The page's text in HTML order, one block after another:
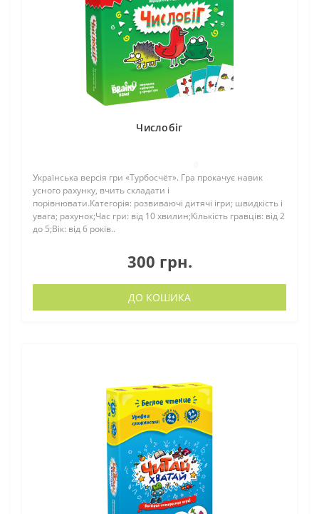
Числобіг
Українська версія гри «Турбосчёт». Гра прокачує навик
усного рахунку, вчить складати і
порівнювати.Категорія: розвиваючі дитячі ігри; швидкість і
увага; рахунок;Час гри: від 10 хвилин;Кількість гравців: від 2
до 5;Вік: від 6 років..
300 грн.
ДО КОШИКА